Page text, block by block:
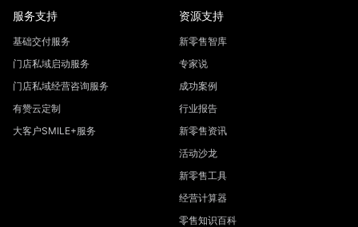
服务支持
基础交付服务
门店私域启动服务
门店私域经营咨询服务
有赞云定制
大客户SMILE+服务
资源支持
新零售智库
专家说
成功案例
行业报告
新零售资讯
活动沙龙
新零售工具
经营计算器
零售知识百科